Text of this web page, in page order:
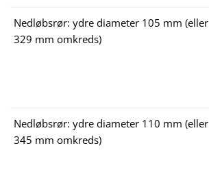
Nedløbsrør: ydre diameter 105 mm (eller
329 mm omkreds)
Nedløbsrør: ydre diameter 110 mm (eller
345 mm omkreds)